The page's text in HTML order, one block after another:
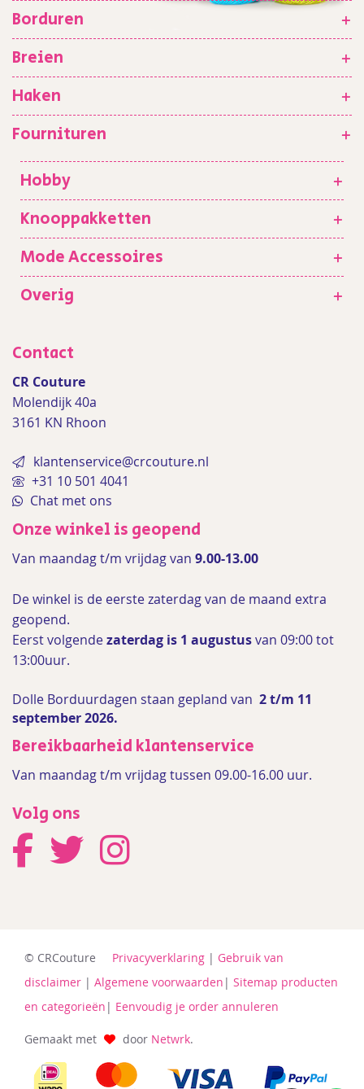
Borduren
+
Breien
+
Haken
+
Fournituren
+
Hobby
+
Knooppakketten
+
Mode Accessoires
+
Overig
+
Contact
CR Couture
Molendijk 40a
3161 KN Rhoon
klantenservice@crcouture.nl
+31 10 501 4041
Chat met ons
Onze winkel is geopend
Van maandag t/m vrijdag van 9.00-13.00
De winkel is de eerste zaterdag van de maand extra
geopend.
Eerst volgendezaterdag is 1 augustusvan 09:00 tot
13:00uur.
Dolle Borduurdagen staan gepland van 2 t/m 11
september 2026.
Bereikbaarheid klantenservice
Van maandag t/m vrijdag tussen 09.00-16.00 uur.
Volg ons
© CRCouture Privacyverklaring | Gebruik van
disclaimer | Algemene voorwaarden | Sitemap producten
en categorieën | Eenvoudig je order annuleren
Gemaakt met door Netwrk.